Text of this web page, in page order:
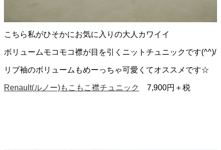
こちら私がひそかにお気に入りの大人カワイイ
ボリュームモコモコ襟が目を引くニットチュニックです(^^)/
リブ袖のボリュームもめーっちゃ可愛くてオススメです☆
Renault(ルノー)もこもこ襟チュニック 7,900円＋税